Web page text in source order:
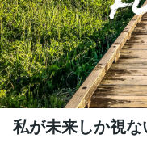
私が未来しか視